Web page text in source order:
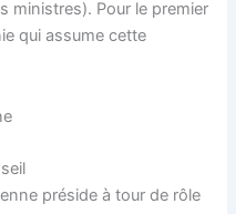
ministres). Pour le premier
qui assume cette
préside à tour de rôle